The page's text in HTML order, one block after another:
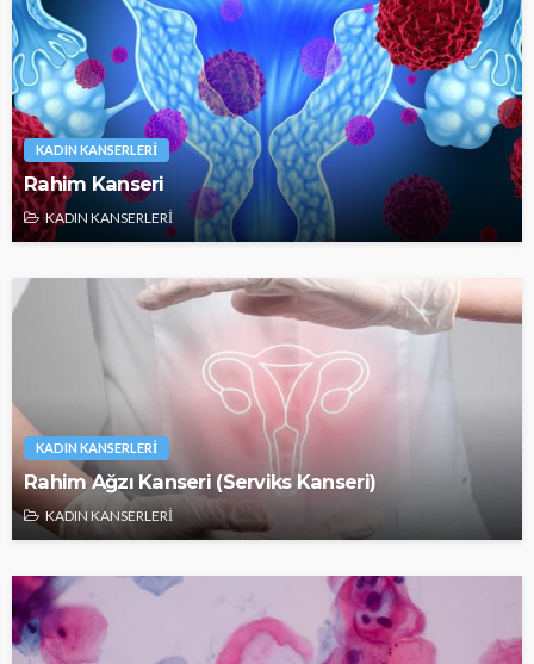
KADIN KANSERLERİ
Rahim Kanseri
KADIN KANSERLERİ
KADIN KANSERLERİ
Rahim Ağzı Kanseri (Serviks Kanseri)
KADIN KANSERLERİ